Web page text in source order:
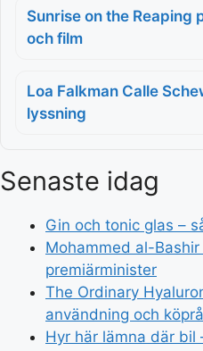
Sunrise on the Reaping
och film
Loa Falkman Calle
lyssning
Senaste idag
Gin och tonic glas –
Mohammed al-Bashir
premiärminister
The Ordinary
användning och
Hyr här lämna där bil